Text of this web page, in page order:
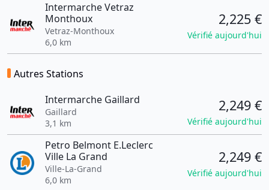
Intermarche Vetraz
Monthoux
Vetraz-Monthoux
6,0 km
2,225 €
Vérifié aujourd'hui
Autres Stations
Intermarche Gaillard
Gaillard
3,1 km
2,249 €
Vérifié aujourd'hui
Petro Belmont E.Leclerc
Ville La Grand
Ville-La-Grand
6,0 km
2,249 €
Vérifié aujourd'hui